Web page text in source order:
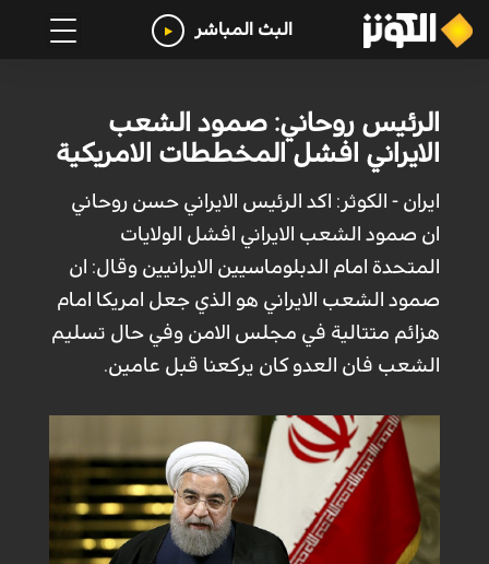
البث المباشر
الرئيس روحاني: صمود الشعب
الايراني افشل المخططات الامريكية
ايران - الكوثر: اكد الرئيس الايراني حسن روحاني
ان صمود الشعب الايراني افشل الولايات
المتحدة امام الدبلوماسيين الايرانيين وقال: ان
صمود الشعب الايراني هو الذي جعل امريكا امام
هزائم متتالية في مجلس الامن وفي حال تسليم
الشعب فان العدو كان يركعنا قبل عامين.